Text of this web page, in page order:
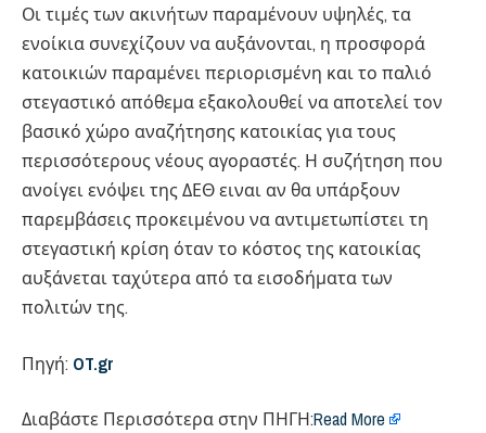
Οι τιμές των ακινήτων παραμένουν υψηλές, τα
ενοίκια συνεχίζουν να αυξάνονται, η προσφορά
κατοικιών παραμένει περιορισμένη και το παλιό
στεγαστικό απόθεμα εξακολουθεί να αποτελεί τον
βασικό χώρο αναζήτησης κατοικίας για τους
περισσότερους νέους αγοραστές. Η συζήτηση που
ανοίγει ενόψει της ΔΕΘ ειναι αν θα υπάρξουν
παρεμβάσεις προκειμένου να αντιμετωπίστει τη
στεγαστική κρίση όταν το κόστος της κατοικίας
αυξάνεται ταχύτερα από τα εισοδήματα των
πολιτών της.
Πηγή: OT.gr
Διαβάστε Περισσότερα στην ΠΗΓΗ:Read More